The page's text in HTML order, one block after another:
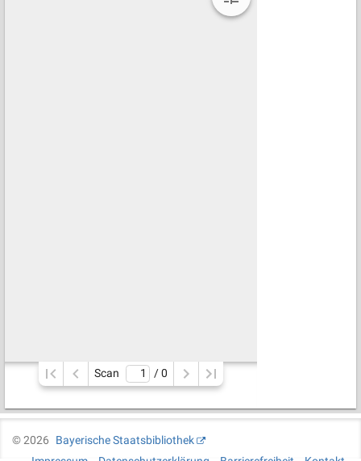
Scan / 0
©2026
Bayerische Staatsbibliothek